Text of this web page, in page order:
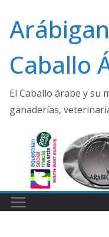
contenido
Caballo
El Caballo árabe y su
ganaderías,